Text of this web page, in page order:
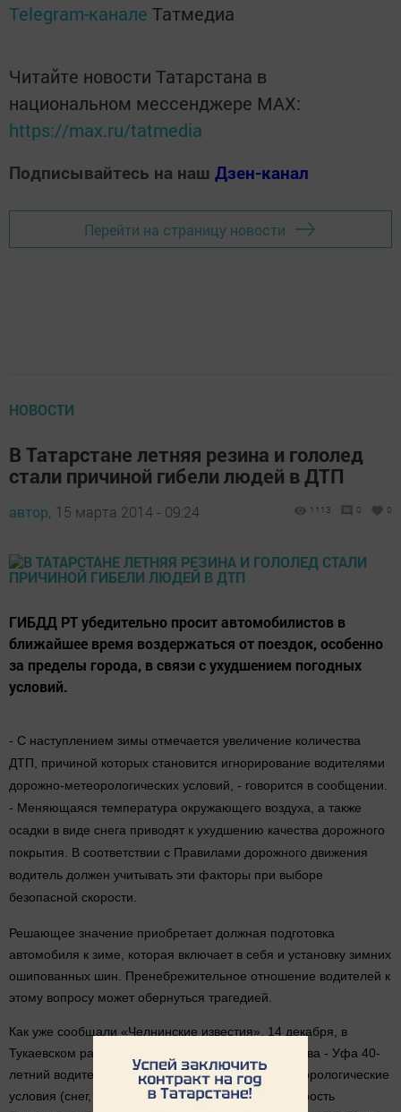
Telegram-канале Татмедиа
Читайте новости Татарстана в
национальном мессенджере MАХ:
https://max.ru/tatmedia
Подписывайтесь на наш Дзен-канал
Перейти на страницу новости
НОВОСТИ
В Татарстане летняя резина и гололед
стали причиной гибели людей в ДТП
автор, 15 марта 2014 - 09:24 1113 0 0
ГИБДД РТ убедительно просит автомобилистов в
ближайшее время воздержаться от поездок, особенно
за пределы города, в связи с ухудшением погодных
условий.
- С наступлением зимы отмечается увеличение количества
ДТП, причиной которых становится игнорирование водителями
дорожно-метеорологических условий, - говорится в сообщении.
- Меняющаяся температура окружающего воздуха, а также
осадки в виде снега приводят к ухудшению качества дорожного
покрытия. В соответствии с Правилами дорожного движения
водитель должен учитывать эти факторы при выборе
безопасной скорости.
Решающее значение приобретает должная подготовка
автомобиля к зиме, которая включает в себя и установку зимних
ошипованных шин. Пренебрежительное отношение водителей к
этому вопросу может обернуться трагедией.
Как уже сообщали «Челнинские известия», 14 декабря, в
Тукаевском районе на 1070-м км автодороги Москва - Уфа 40-
летний водитель автомобиля «Ока» не учел метеорологические
условия (снег, метель), превысил безопасную скорость